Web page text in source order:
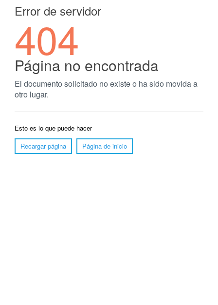
Error de servidor
404
Página no encontrada
El documento solicitado no existe o ha sido movida a
otro lugar.
Esto es lo que puede hacer
Recargar página
Página de inicio